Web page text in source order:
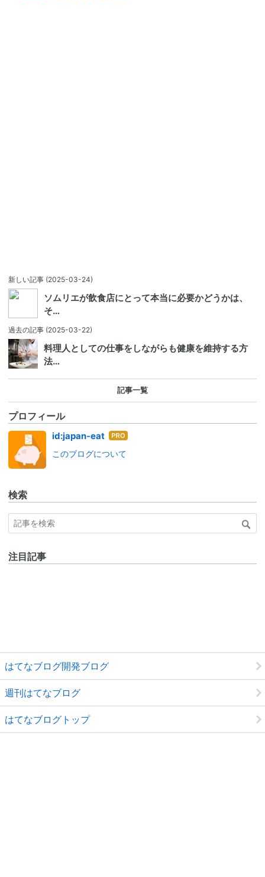
新しい記事 (2025-03-24)
ソムリエが飲食店にとって本当に必要かどうかは、
そ…
過去の記事 (2025-03-22)
料理人としての仕事をしながらも健康を維持する方
法…
記事一覧
プロフィール
id:japan-eat はて
ログ
このブログについて
検索
注目記事
はてなブログ開発ブログ
週刊はてなブログ
はてなブログトップ